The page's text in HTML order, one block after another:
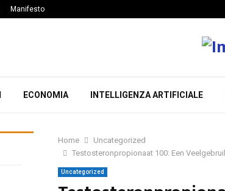
Manifesto
ECONOMIA INTELLIGENZA ARTIFICIALE
Home
Uncategorized
Testosteronpropionaat 100: Een
Uncategorized